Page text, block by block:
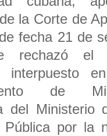
la Corte de
fecha 21 de
rechazó el
interpuesto
de
del Ministerio
Pública por la